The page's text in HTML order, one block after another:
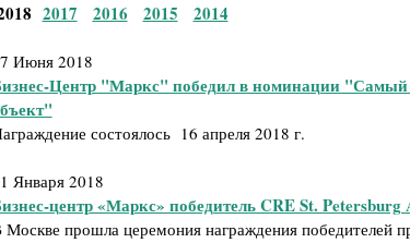
2017 2016 2015 2014
Июня 2018
Центр "Маркс" победил в номинации "Самый
состоялось 16 апреля 2018 г.
Января 2018
центр «Маркс» победитель CRE St. Petersburg
Москве прошла церемония награждения победителей